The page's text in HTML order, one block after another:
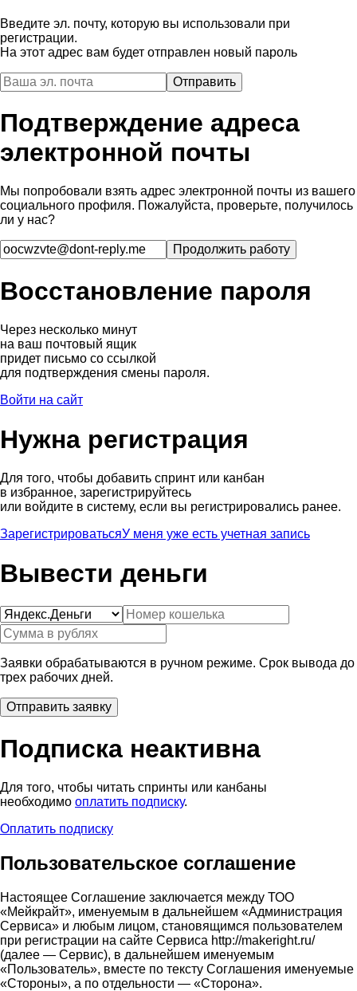
Введите эл. почту, которую вы использовали при
регистрации.
На этот адрес вам будет отправлен новый пароль
Подтверждение адреса
электронной почты
Мы попробовали взять адрес электронной почты из вашего
социального профиля. Пожалуйста, проверьте, получилось
ли у нас?
Восстановление пароля
Через несколько минут
на ваш почтовый ящик
придет письмо со ссылкой
для подтверждения смены пароля.
Войти на сайт
Нужна регистрация
Для того, чтобы добавить спринт или канбан
в избранное, зарегистрируйтесь
или войдите в систему, если вы регистрировались ранее.
ЗарегистрироватьсяУ меня уже есть учетная запись
Вывести деньги
Заявки обрабатываются в ручном режиме. Срок вывода до
трех рабочих дней.
Подписка неактивна
Для того, чтобы читать спринты или канбаны
необходимо оплатить подписку.
Оплатить подписку
Пользовательское соглашение
Настоящее Соглашение заключается между ТОО
«Мейкрайт», именуемым в дальнейшем «Администрация
Сервиса» и любым лицом, становящимся пользователем
при регистрации на сайте Сервиса http://makeright.ru/
(далее — Сервис), в дальнейшем именуемым
«Пользователь», вместе по тексту Соглашения именуемые
«Стороны», а по отдельности — «Сторона».